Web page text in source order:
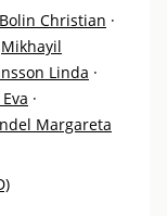
Bolin Christian ·
Mikhayil
Linda ·
·
Margareta